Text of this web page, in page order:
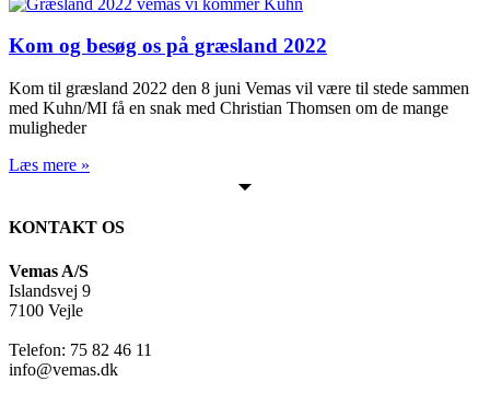
Kom og besøg os på græsland 2022
Kom til græsland 2022 den 8 juni Vemas vil være til stede sammen
med Kuhn/MI få en snak med Christian Thomsen om de mange
muligheder
Læs mere »
KONTAKT OS
Vemas A/S
Islandsvej 9
7100 Vejle
Telefon: 75 82 46 11
info@vemas.dk